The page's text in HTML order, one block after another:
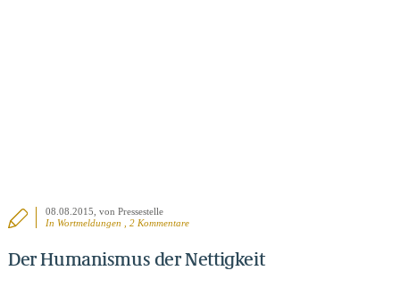
08.08.2015 , von Pressestelle
InWortmeldungen , 2 Kommentare
Der Humanismus der Nettigkeit